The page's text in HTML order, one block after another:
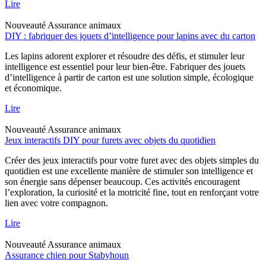
Lire
Nouveauté Assurance animaux
DIY : fabriquer des jouets d’intelligence pour lapins avec du carton
Les lapins adorent explorer et résoudre des défis, et stimuler leur
intelligence est essentiel pour leur bien-être. Fabriquer des jouets
d’intelligence à partir de carton est une solution simple, écologique
et économique.
Lire
Nouveauté Assurance animaux
Jeux interactifs DIY pour furets avec objets du quotidien
Créer des jeux interactifs pour votre furet avec des objets simples du
quotidien est une excellente manière de stimuler son intelligence et
son énergie sans dépenser beaucoup. Ces activités encouragent
l’exploration, la curiosité et la motricité fine, tout en renforçant votre
lien avec votre compagnon.
Lire
Nouveauté Assurance animaux
Assurance chien pour Stabyhoun